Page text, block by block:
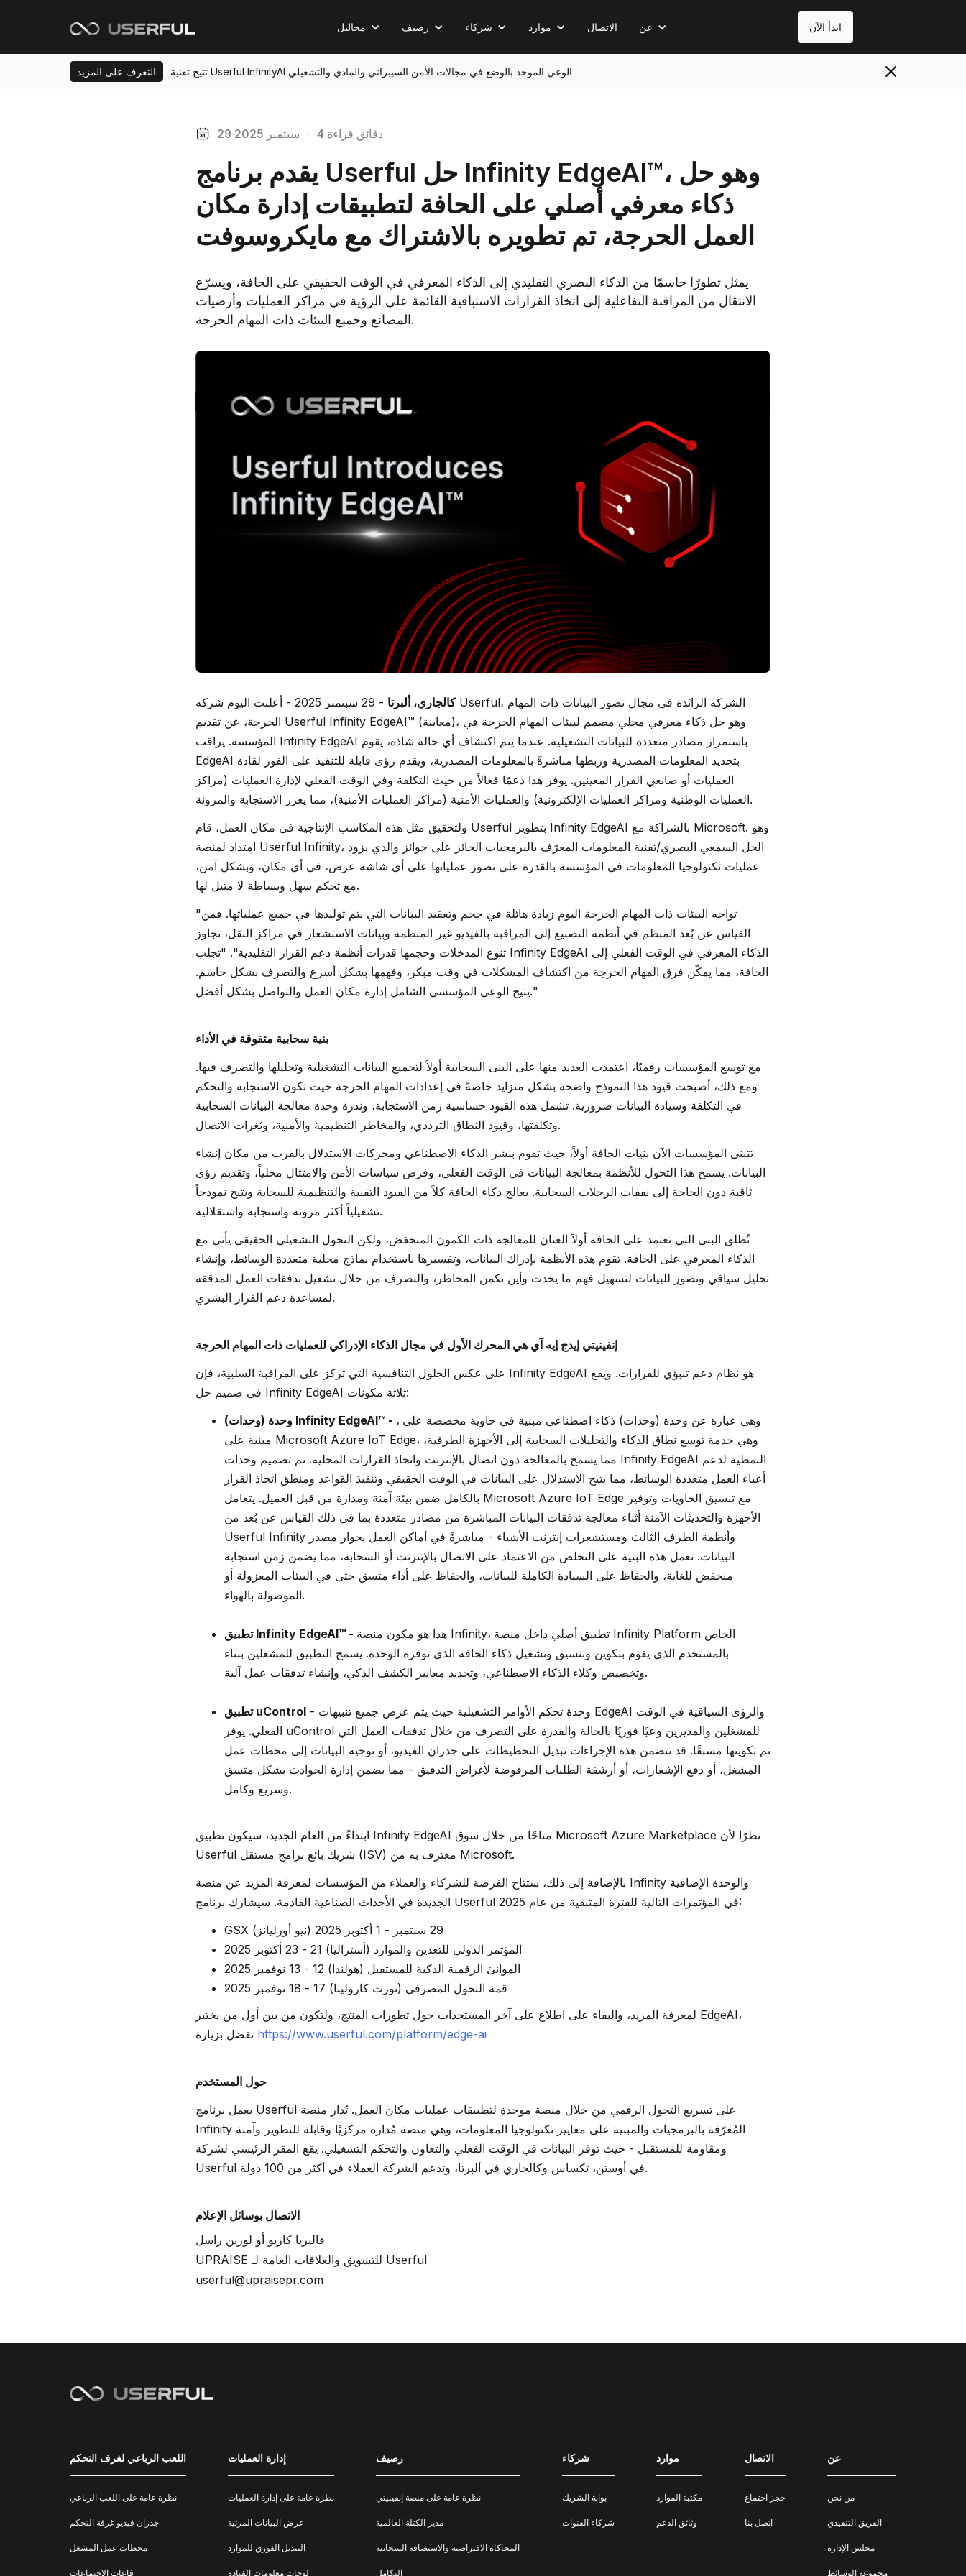
محاليل رصيف شركاء موارد الاتصال عن ابدأ الآن
التعرف على المزيد تتيح تقنية Userful InfinityAI الوعي الموحد بالوضع في مجالات الأمن السيبراني والمادي والتشغيلي
29 سبتمبر 2025 · 4 دقائق قراءة
يقدم برنامج Userful حل Infinity EdgeAI™، وهو حل
ذكاء معرفي أصلي على الحافة لتطبيقات إدارة مكان
العمل الحرجة، تم تطويره بالاشتراك مع مايكروسوفت
يمثل تطورًا حاسمًا من الذكاء البصري التقليدي إلى الذكاء المعرفي في الوقت الحقيقي على الحافة، ويسرّع
الانتقال من المراقبة التفاعلية إلى اتخاذ القرارات الاستباقية القائمة على الرؤية في مراكز العمليات وأرضيات
المصانع وجميع البيئات ذات المهام الحرجة.
كالجاري، ألبرتا
- 29 سبتمبر 2025 - أعلنت اليوم شركة Userful، الشركة الرائدة في مجال تصور البيانات ذات المهام
الحرجة، عن تقديم Userful Infinity EdgeAI™ (معاينة)، وهو حل ذكاء معرفي محلي مصمم لبيئات المهام الحرجة في
المؤسسة. يراقب Infinity EdgeAI باستمرار مصادر متعددة للبيانات التشغيلية. عندما يتم اكتشاف أي حالة شاذة، يقوم
EdgeAI بتحديد المعلومات المصدرية وربطها مباشرةً بالمعلومات المصدرية، ويقدم رؤى قابلة للتنفيذ على الفور لقادة
العمليات أو صانعي القرار المعينين. يوفر هذا دعمًا فعالاً من حيث التكلفة وفي الوقت الفعلي لإدارة العمليات (مراكز
العمليات الوطنية ومراكز العمليات الإلكترونية) والعمليات الأمنية (مراكز العمليات الأمنية)، مما يعزز الاستجابة والمرونة.
ولتحقيق مثل هذه المكاسب الإنتاجية في مكان العمل، قام Userful بتطوير Infinity EdgeAI بالشراكة مع Microsoft. وهو
امتداد لمنصة Userful Infinity، الحل السمعي البصري/تقنية المعلومات المعرّف بالبرمجيات الحائز على جوائز والذي يزود
عمليات تكنولوجيا المعلومات في المؤسسة بالقدرة على تصور عملياتها على أي شاشة عرض، في أي مكان، وبشكل آمن،
مع تحكم سهل وبساطة لا مثيل لها.
"تواجه البيئات ذات المهام الحرجة اليوم زيادة هائلة في حجم وتعقيد البيانات التي يتم توليدها في جميع عملياتها. فمن
القياس عن بُعد المنظم في أنظمة التصنيع إلى المراقبة بالفيديو غير المنظمة وبيانات الاستشعار في مراكز النقل، تجاوز
تنوع المدخلات وحجمها قدرات أنظمة دعم القرار التقليدية". "تجلب Infinity EdgeAI الذكاء المعرفي في الوقت الفعلي إلى
الحافة، مما يمكّن فرق المهام الحرجة من اكتشاف المشكلات في وقت مبكر، وفهمها بشكل أسرع والتصرف بشكل حاسم.
يتيح الوعي المؤسسي الشامل إدارة مكان العمل والتواصل بشكل أفضل."
بنية سحابية متفوقة في الأداء
مع توسع المؤسسات رقميًا، اعتمدت العديد منها على البنى السحابية أولاً لتجميع البيانات التشغيلية وتحليلها والتصرف فيها.
ومع ذلك، أصبحت قيود هذا النموذج واضحة بشكل متزايد خاصةً في إعدادات المهام الحرجة حيث تكون الاستجابة والتحكم
في التكلفة وسيادة البيانات ضرورية. تشمل هذه القيود حساسية زمن الاستجابة، وندرة وحدة معالجة البيانات السحابية
وتكلفتها، وقيود النطاق الترددي، والمخاطر التنظيمية والأمنية، وثغرات الاتصال.
تتبنى المؤسسات الآن بنيات الحافة أولاً، حيث تقوم بنشر الذكاء الاصطناعي ومحركات الاستدلال بالقرب من مكان إنشاء
البيانات. يسمح هذا التحول للأنظمة بمعالجة البيانات في الوقت الفعلي، وفرض سياسات الأمن والامتثال محلياً، وتقديم رؤى
ثاقبة دون الحاجة إلى نفقات الرحلات السحابية. يعالج ذكاء الحافة كلاً من القيود التقنية والتنظيمية للسحابة ويتيح نموذجاً
تشغيلياً أكثر مرونة واستجابة واستقلالية.
تُطلق البنى التي تعتمد على الحافة أولاً العنان للمعالجة ذات الكمون المنخفض، ولكن التحول التشغيلي الحقيقي يأتي مع
الذكاء المعرفي على الحافة. تقوم هذه الأنظمة بإدراك البيانات، وتفسيرها باستخدام نماذج محلية متعددة الوسائط، وإنشاء
تحليل سياقي وتصور للبيانات لتسهيل فهم ما يحدث وأين تكمن المخاطر، والتصرف من خلال تشغيل تدفقات العمل المدققة
لمساعدة دعم القرار البشري.
إنفينيتي إيدج إيه آي هي المحرك الأول في مجال الذكاء الإدراكي للعمليات ذات المهام الحرجة
على عكس الحلول التنافسية التي تركز على المراقبة السلبية، فإن Infinity EdgeAI هو نظام دعم تنبؤي للقرارات. ويقع
في صميم حل Infinity EdgeAI ثلاثة مكونات:
وحدة (وحدات) Infinity EdgeAI™ -
وهي عبارة عن وحدة (وحدات) ذكاء اصطناعي مبنية في حاوية مخصصة على ،
مبنية على Microsoft Azure IoT Edge، وهي خدمة توسع نطاق الذكاء والتحليلات السحابية إلى الأجهزة الطرفية،
مما يسمح بالمعالجة دون اتصال بالإنترنت واتخاذ القرارات المحلية. تم تصميم وحدات Infinity EdgeAI النمطية لدعم
أعباء العمل متعددة الوسائط، مما يتيح الاستدلال على البيانات في الوقت الحقيقي وتنفيذ القواعد ومنطق اتخاذ القرار
بالكامل ضمن بيئة آمنة ومدارة من قبل العميل. يتعامل Microsoft Azure IoT Edge مع تنسيق الحاويات وتوفير
الأجهزة والتحديثات الآمنة أثناء معالجة تدفقات البيانات المباشرة من مصادر متعددة بما في ذلك القياس عن بُعد من
Userful Infinity وأنظمة الطرف الثالث ومستشعرات إنترنت الأشياء - مباشرةً في أماكن العمل بجوار مصدر
البيانات. تعمل هذه البنية على التخلص من الاعتماد على الاتصال بالإنترنت أو السحابة، مما يضمن زمن استجابة
منخفض للغاية، والحفاظ على السيادة الكاملة للبيانات، والحفاظ على أداء متسق حتى في البيئات المعزولة أو
الموصولة بالهواء.
تطبيق Infinity EdgeAI™ - هذا هو مكون منصة Infinity، تطبيق أصلي داخل منصة Infinity Platform الخاص
بالمستخدم الذي يقوم بتكوين وتنسيق وتشغيل ذكاء الحافة الذي توفره الوحدة. يسمح التطبيق للمشغلين ببناء
وتخصيص وكلاء الذكاء الاصطناعي، وتحديد معايير الكشف الذكي، وإنشاء تدفقات عمل آلية.
تطبيق uControl - وحدة تحكم الأوامر التشغيلية حيث يتم عرض جميع تنبيهات EdgeAI والرؤى السياقية في الوقت
الفعلي. يوفر uControl للمشغلين والمديرين وعيًا فوريًا بالحالة والقدرة على التصرف من خلال تدفقات العمل التي
تم تكوينها مسبقًا. قد تتضمن هذه الإجراءات تبديل التخطيطات على جدران الفيديو، أو توجيه البيانات إلى محطات عمل
المشغل، أو دفع الإشعارات، أو أرشفة الطلبات المرفوضة لأغراض التدقيق - مما يضمن إدارة الحوادث بشكل متسق
وسريع وكامل.
ابتداءً من العام الجديد، سيكون تطبيق Infinity EdgeAI متاحًا من خلال سوق Microsoft Azure Marketplace نظرًا لأن
Userful شريك بائع برامج مستقل (ISV) معترف به من Microsoft.
بالإضافة إلى ذلك، ستتاح الفرصة للشركاء والعملاء من المؤسسات لمعرفة المزيد عن منصة Infinity والوحدة الإضافية
الجديدة في الأحداث الصناعية القادمة. سيشارك برنامج Userful في المؤتمرات التالية للفترة المتبقية من عام 2025:
GSX (نيو أورليانز) 29 سبتمبر - 1 أكتوبر 2025
الموانئ الرقمية الذكية للمستقبل (هولندا) 12 - 13 نوفمبر 2025
قمة التحول المصرفي (نورث كارولينا) 17 - 18 نوفمبر 2025
لمعرفة المزيد، والبقاء على اطلاع على آخر المستجدات حول تطورات المنتج، ولتكون من بين أول من يختبر EdgeAI،
https://www.userful.com/platform/edge-ai
حول المستخدم
يعمل برنامج Userful على تسريع التحول الرقمي من خلال منصة موحدة لتطبيقات عمليات مكان العمل. تُدار منصة
Infinity المُعرّفة بالبرمجيات والمبنية على معايير تكنولوجيا المعلومات، وهي منصة مُدارة مركزيًا وقابلة للتطوير وآمنة
ومقاومة للمستقبل - حيث توفر البيانات في الوقت الفعلي والتعاون والتحكم التشغيلي. يقع المقر الرئيسي لشركة
Userful في أوستن، تكساس وكالجاري في ألبرتا، وتدعم الشركة العملاء في أكثر من 100 دولة.
الاتصال بوسائل الإعلام
UPRAISE للتسويق والعلاقات العامة لـ Userful
userful@upraisepr.com
اللعب الرباعي لغرف التحكم
نظرة عامة على اللعب الرباعي
جدران فيديو غرفة التحكم
محطات عمل المشغل
قاعات الاجتماعات
إدارة العمليات
نظرة عامة على إدارة العمليات
عرض البيانات المرئية
التبديل الفوري للموارد
لوحات معلومات القيادة
رصيف
نظرة عامة على منصة إنفينيتي
مدير الكتلة العالمية
المحاكاة الافتراضية والاستضافة السحابية
التكامل
شركاء
بوابة الشريك
شركاء القنوات
موارد
مكتبة الموارد
وثائق الدعم
الاتصال
حجز اجتماع
اتصل بنا
عن
من نحن
الفريق التنفيذي
مجلس الإدارة
مجموعة الوسائط